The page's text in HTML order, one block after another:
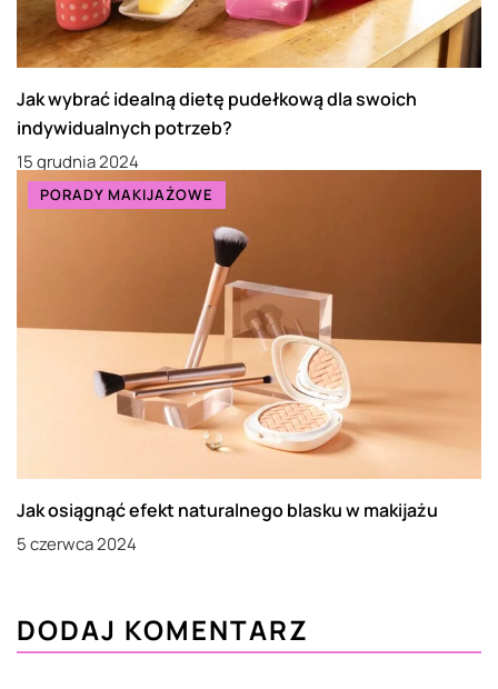
Jak wybrać idealną dietę pudełkową dla swoich
indywidualnych potrzeb?
15 grudnia 2024
PORADY MAKIJAŻOWE
Jak osiągnąć efekt naturalnego blasku w makijażu
5 czerwca 2024
DODAJ KOMENTARZ